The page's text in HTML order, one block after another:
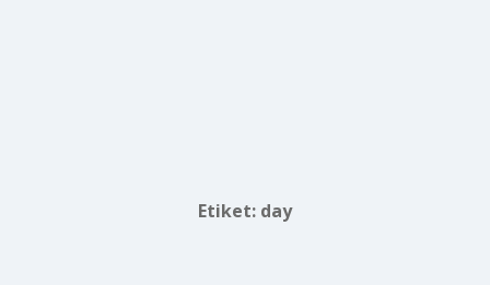
Etiket: day